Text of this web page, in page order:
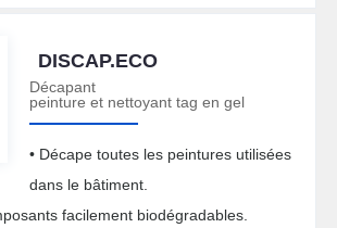
DISCAP.ECO
Décapant
peinture et nettoyant tag en gel
• Décape toutes les peintures utilisées
dans le bâtiment.
facilement biodégradables.